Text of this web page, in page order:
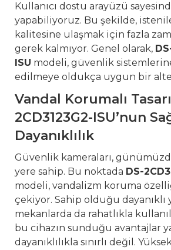
Kullanıcı dostu arayüzü
yapabiliyoruz. Bu şekilde,
kalitesine ulaşmak için fazla
gerek kalmıyor. Genel olarak,
ISU modeli, güvenlik
edilmeye oldukça uygun bir
Vandal Korumalı
2CD3123G2-ISU’nun
Dayanıklılık
Güvenlik kameraları,
yere sahip. Bu noktada DS-
modeli, vandalizm koruma
çekiyor. Sahip olduğu dayanıklı
mekanlarda da rahatlıkla
bu cihazın sunduğu avantajlar
dayanıklılıkla sınırlı değil.